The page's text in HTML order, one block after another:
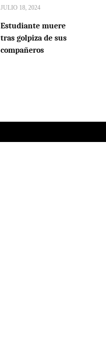
JULIO 18, 2024
Estudiante muere
tras golpiza de sus
compañeros